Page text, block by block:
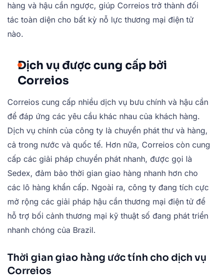
hàng và hậu cần ngược, giúp Correios trở thành đối
tác toàn diện cho bất kỳ nỗ lực thương mại điện tử
nào.
Dịch vụ được cung cấp bởi
Correios
Correios cung cấp nhiều dịch vụ bưu chính và hậu cần
để đáp ứng các yêu cầu khác nhau của khách hàng.
Dịch vụ chính của công ty là chuyển phát thư và hàng,
cả trong nước và quốc tế. Hơn nữa, Correios còn cung
cấp các giải pháp chuyển phát nhanh, được gọi là
Sedex, đảm bảo thời gian giao hàng nhanh hơn cho
các lô hàng khẩn cấp. Ngoài ra, công ty đang tích cực
mở rộng các giải pháp hậu cần thương mại điện tử để
hỗ trợ bối cảnh thương mại kỹ thuật số đang phát triển
nhanh chóng của Brazil.
Thời gian giao hàng ước tính cho dịch vụ
Correios